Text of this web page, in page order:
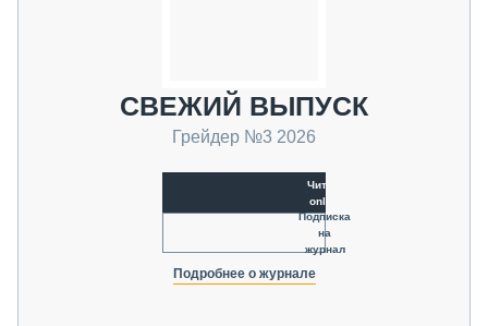
СВЕЖИЙ ВЫПУСК
Грейдер №3 2026
Читать
online
Подписка
на
журнал
Подробнее о журнале